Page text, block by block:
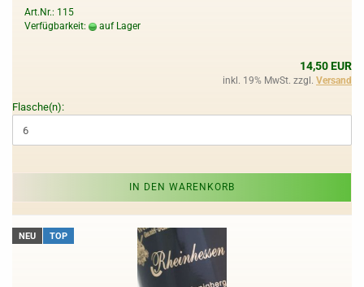
Art.Nr.: 115
Verfügbarkeit:
auf Lager
14,50 EUR
inkl. 19% MwSt. zzgl. Versand
Flasche(n):
IN DEN WARENKORB
NEU TOP